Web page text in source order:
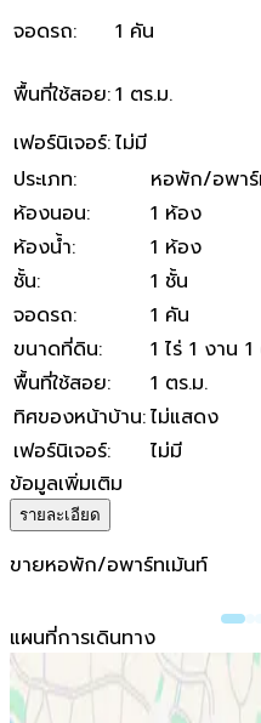
จอดรถ: 1 คัน
พื้นที่ใช้สอย:1 ตร.ม.
เฟอร์นิเจอร์:ไม่มี
ประเภท:
หอพัก/อพาร์
ห้องนอน:
1 ห้อง
ห้องน้ำ:
1 ห้อง
ชั้น:
1 ชั้น
จอดรถ:
1 คัน
ขนาดที่ดิน:
1 ไร่ 1 งาน 1
พื้นที่ใช้สอย:
1 ตร.ม.
ทิศของหน้าบ้าน:ไม่แสดง
เฟอร์นิเจอร์:
ไม่มี
ข้อมูลเพิ่มเติม
รายละเอียด
ขายหอพัก/อพาร์ทเม้นท์
แผนที่การเดินทาง